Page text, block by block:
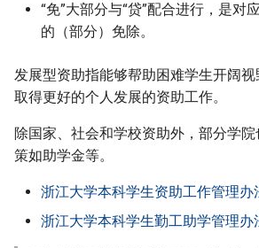
“贷”“缓”与”免”
生源地/校园地国家助学贷
款
校内无息借款
永平自立贷学金
永平留学贷学金
杭城掠影
“免”大部分与“贷”配合进行，是对
的（部分）免除。
发展型资助指能够帮助困难学生开阔视
取得更好的个人发展的资助工作。
除国家、社会和学校资助外，部分学
策如助学金等。
浙江大学本科学生资助工作管理办
浙江大学本科学生勤工助学管理办